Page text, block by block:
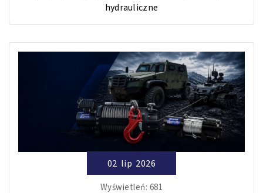
hydrauliczne
02 lip 2026
Wyświetleń: 681